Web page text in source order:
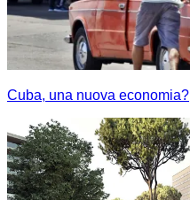
Cuba, una nuova economia?